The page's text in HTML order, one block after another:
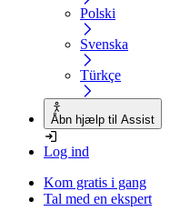
Polski
Svenska
Türkçe
Åbn hjælp til Assist
Log ind
Kom gratis i gang
Tal med en ekspert